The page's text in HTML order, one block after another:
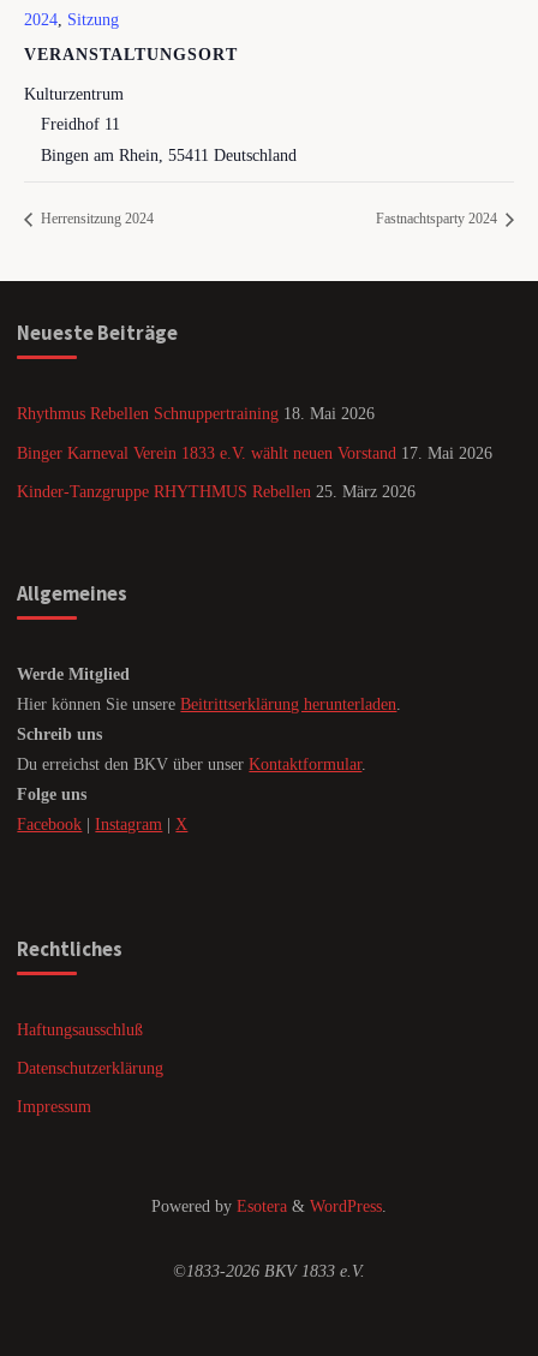
2024 Sitzung
VERANSTALTUNGSORT
Kulturzentrum
Freidhof 11
Bingen am Rhein 55411 Deutschland
Herrensitzung 2024 Fastnachtsparty 2024
Neueste Beiträge
Rhythmus Rebellen Schnuppertraining 18. Mai 2026
Binger Karneval Verein 1833 e.V. wählt neuen Vorstand 17. Mai 2026
Kinder-Tanzgruppe RHYTHMUS Rebellen 25. März 2026
Allgemeines
Werde Mitglied
Hier können Sie unsereBeitrittserklärung herunterladen.
Schreib uns
Du erreichst den BKV über unserKontaktformular.
Folge uns
Facebook |Instagram |X
Rechtliches
Haftungsausschluß
Datenschutzerklärung
Impressum
Powered by Esotera & WordPress
©1833-2026 BKV 1833 e.V.